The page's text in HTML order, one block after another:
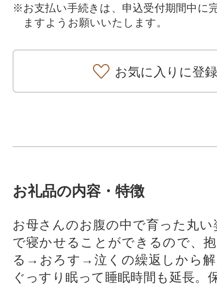
※お支払い手続きは、申込受付期間中に
ますようお願いいたします。
お気に入りに登録
お礼品の内容・特徴
お母さんのお腹の中で育った丸
で寝かせることができるので、
る→おろす→泣くの繰返しから
ぐっすり眠って睡眠時間も延長。